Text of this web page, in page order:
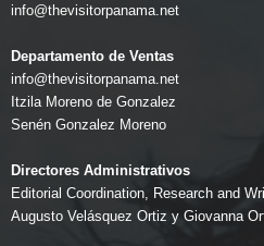
info@thevisitorpanama.net
Departamento de Ventas
info@thevisitorpanama.net
Itzila Moreno de Gonzalez
Senén Gonzalez Moreno
Directores Administrativos
Editorial Coordination, Research and
Augusto Velásquez Ortiz y Giovanna